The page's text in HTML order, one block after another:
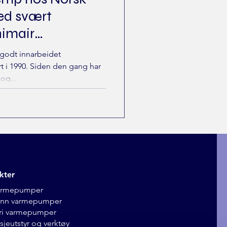
svært
innarbeidet
i 1990. Siden den gang har
varmepumper
varmepumper
og verktøy